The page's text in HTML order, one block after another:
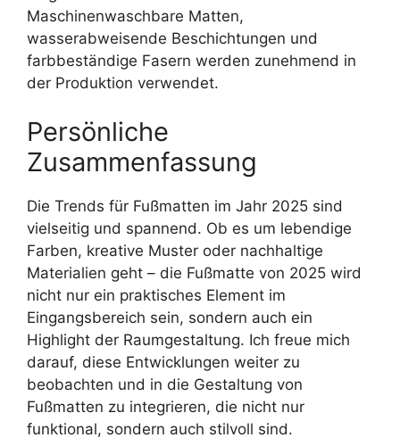
Maschinenwaschbare Matten,
wasserabweisende Beschichtungen und
farbbeständige Fasern werden zunehmend in
der Produktion verwendet.
Persönliche
Zusammenfassung
Die Trends für Fußmatten im Jahr 2025 sind
vielseitig und spannend. Ob es um lebendige
Farben, kreative Muster oder nachhaltige
Materialien geht – die Fußmatte von 2025 wird
nicht nur ein praktisches Element im
Eingangsbereich sein, sondern auch ein
Highlight der Raumgestaltung. Ich freue mich
darauf, diese Entwicklungen weiter zu
beobachten und in die Gestaltung von
Fußmatten zu integrieren, die nicht nur
funktional, sondern auch stilvoll sind.